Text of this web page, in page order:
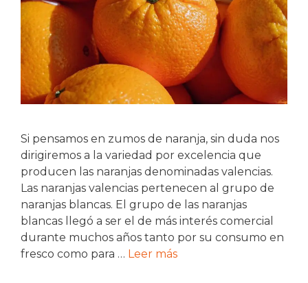
Si pensamos en zumos de naranja, sin duda nos
dirigiremos a la variedad por excelencia que
producen las naranjas denominadas valencias.
Las naranjas valencias pertenecen al grupo de
naranjas blancas. El grupo de las naranjas
blancas llegó a ser el de más interés comercial
durante muchos años tanto por su consumo en
fresco como para … Leer más